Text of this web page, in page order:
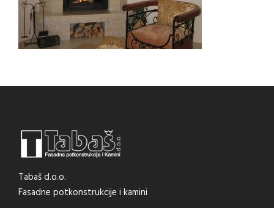
Tabaš d.o.o.
Fasadne potkonstrukcije i kamini